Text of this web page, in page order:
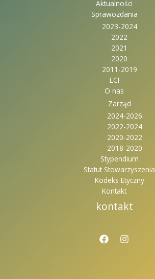
Aktualności
Sprawozdania
2023-2024
2022
2021
2020
2011-2019
LCI
O nas
Zarząd
2024-2026
2022-2024
2020-2022
2018-2020
Stypendium
Statut Stowarzyszenia
Kodeks Etyczny
Kontakt
kontakt